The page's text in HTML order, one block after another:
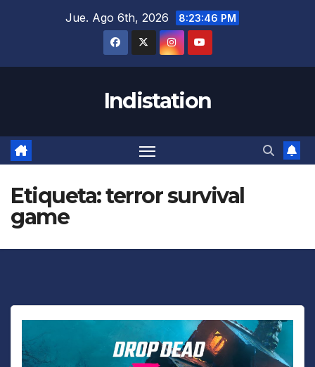
Jue. Ago 6th, 2026 8:23:46 PM
Indistation
Etiqueta:terror survival
game